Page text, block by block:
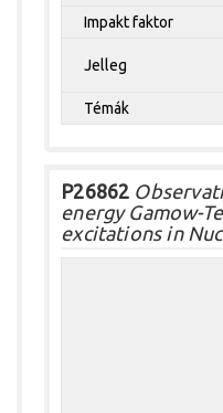
Impakt faktor
Jelleg
Témák
P26862
energy Gamow-
excitations in